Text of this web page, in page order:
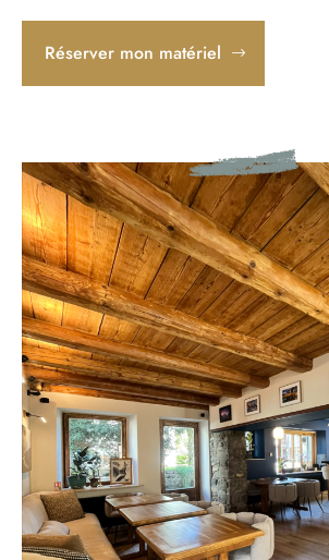
Réserver mon matériel